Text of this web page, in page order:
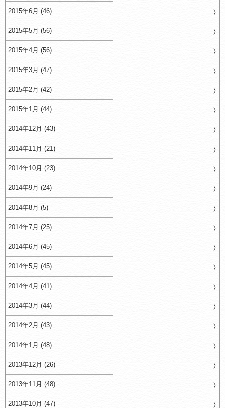
2015年6月 (46)
2015年5月 (56)
2015年4月 (56)
2015年3月 (47)
2015年2月 (42)
2015年1月 (44)
2014年12月 (43)
2014年11月 (21)
2014年10月 (23)
2014年9月 (24)
2014年8月 (5)
2014年7月 (25)
2014年6月 (45)
2014年5月 (45)
2014年4月 (41)
2014年3月 (44)
2014年2月 (43)
2014年1月 (48)
2013年12月 (26)
2013年11月 (48)
2013年10月 (47)